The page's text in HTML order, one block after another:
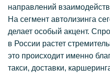
направлений
На сегмент автолизинга
делает особый акцент.
в России растет
это происходит именно
такси, доставки,